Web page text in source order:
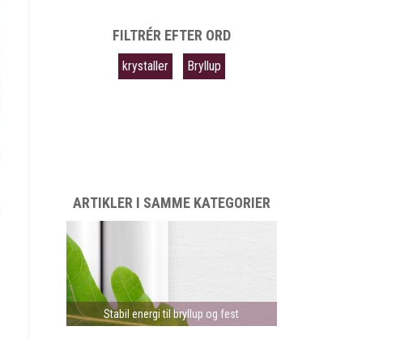
FILTRÉR EFTER ORD
krystaller Bryllup
ARTIKLER I SAMME KATEGORIER
Stabil energi til bryllup og fest